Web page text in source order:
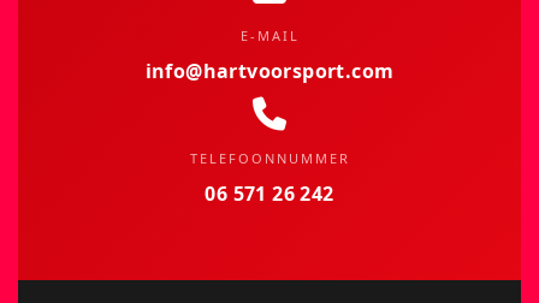
E-MAIL
info@hartvoorsport.com
TELEFOONNUMMER
06 571 26 242